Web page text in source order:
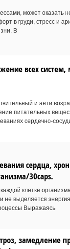
может оказать
в груди, стресс и
В
всех
и анти
питательных
сердечно-
сердца,
30caps.
клетке
не выделяется
Выражаясь
замедление